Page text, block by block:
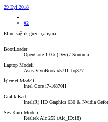
29 Eyl 2018
#2
Eline sağlık güzel çalışma.
BootLoader
OpenCore 1.0.5 (Dev) / Sonoma
Laptop Modeli
Asus VivoBook x571li-bq377
İşlemci Modeli
Intel Core i7-10870H
Grafik Kartı
Intel(R) HD Graphics 630 & Nvidia
Ses Kartı Modeli
Realtek Alc 255 (Alc_ID:18)